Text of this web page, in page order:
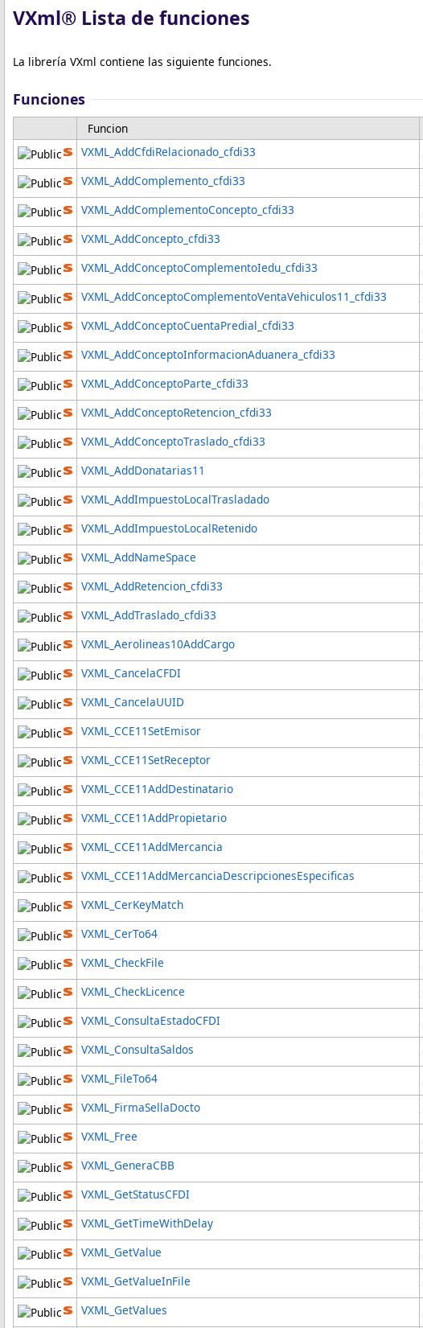
VXml® Lista de funciones
La librería VXml contiene las siguiente funciones.
Funciones
Funcion
VXML_AddCfdiRelacionado_cfdi33
VXML_AddComplemento_cfdi33
VXML_AddComplementoConcepto_cfdi33
VXML_AddConcepto_cfdi33
VXML_AddConceptoComplementoIedu_cfdi33
VXML_AddConceptoComplementoVentaVehiculos11_cfdi33
VXML_AddConceptoCuentaPredial_cfdi33
VXML_AddConceptoInformacionAduanera_cfdi33
VXML_AddConceptoParte_cfdi33
VXML_AddConceptoRetencion_cfdi33
VXML_AddConceptoTraslado_cfdi33
VXML_AddDonatarias11
VXML_AddImpuestoLocalTrasladado
VXML_AddImpuestoLocalRetenido
VXML_AddNameSpace
VXML_AddRetencion_cfdi33
VXML_AddTraslado_cfdi33
VXML_Aerolineas10AddCargo
VXML_CancelaCFDI
VXML_CancelaUUID
VXML_CCE11SetEmisor
VXML_CCE11SetReceptor
VXML_CCE11AddDestinatario
VXML_CCE11AddPropietario
VXML_CCE11AddMercancia
VXML_CCE11AddMercanciaDescripcionesEspecificas
VXML_CerKeyMatch
VXML_CerTo64
VXML_CheckFile
VXML_CheckLicence
VXML_ConsultaEstadoCFDI
VXML_ConsultaSaldos
VXML_FileTo64
VXML_FirmaSellaDocto
VXML_Free
VXML_GeneraCBB
VXML_GetStatusCFDI
VXML_GetTimeWithDelay
VXML_GetValue
VXML_GetValueInFile
VXML_GetValues